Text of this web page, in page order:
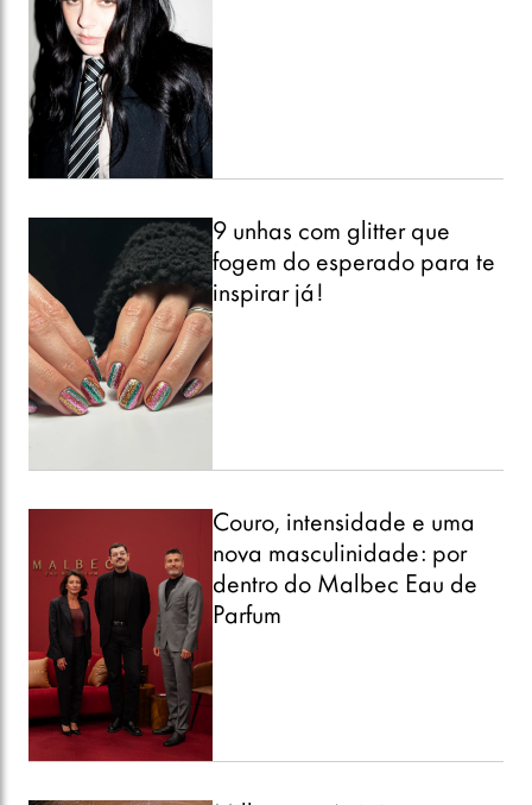
9 unhas com glitter que
fogem do esperado para te
inspirar já!
Couro, intensidade e uma
nova masculinidade: por
dentro do Malbec Eau de
Parfum